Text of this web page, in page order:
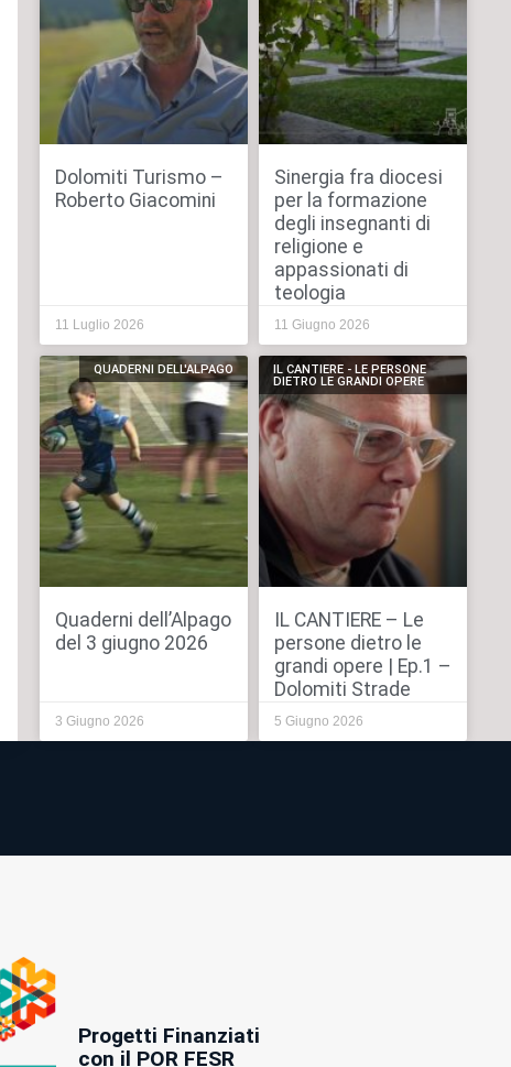
Dolomiti Turismo –
Roberto Giacomini
11 Luglio 2026
Sinergia fra diocesi
per la formazione
degli insegnanti di
religione e
appassionati di
teologia
11 Giugno 2026
QUADERNI DELL'ALPAGO
Quaderni dell’Alpago
del 3 giugno 2026
3 Giugno 2026
IL CANTIERE - LE PERSONE
DIETRO LE GRANDI OPERE
IL CANTIERE – Le
persone dietro le
grandi opere | Ep.1 –
Dolomiti Strade
5 Giugno 2026
Progetti Finanziati
con il POR FESR